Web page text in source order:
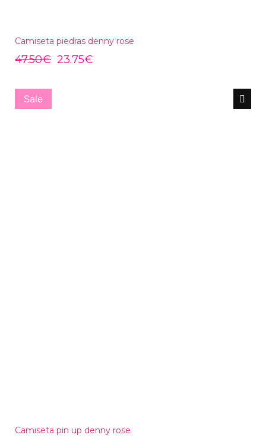
Camiseta piedras denny rose
47.50€ 23.75€
Sale
Camiseta pin up denny rose